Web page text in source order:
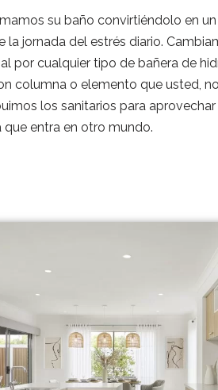
su baño convirtiéndolo en
la jornada del estrés diario.
por cualquier tipo de bañera de
columna o elemento que usted,
los sanitarios para
que entra en otro mundo.